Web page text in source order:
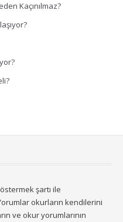
Kaçınılmaz?
şartı ile
okurların kendilerini
ve okur yorumlarının